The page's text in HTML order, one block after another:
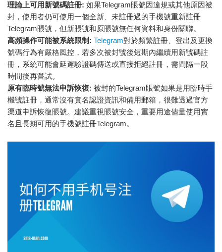
理論上可用新號碼註冊: 如果Telegram賬號因違規或其他原因被
封，使用者仍可使用一個全新、未註冊過的手機號重新註冊
Telegram賬號，但新賬號和原賬號無任何資料和身份關聯。
高頻操作可能被系統限制: Telegram對於頻繁註冊、登出及更換
號碼行為有嚴格風控，若多次被封號後短期內繼續用新號碼註
冊，系統可能會延遲驗證碼傳送或直接拒絕註冊，需間隔一段
時間後再嘗試。
原有臨時號無法申訴恢復: 被封的Telegram賬號如果是用臨時手
機號註冊，通常沒有實名認證資訊和備用郵箱，很難透過官方
渠道申訴恢復賬號。建議重視賬號安全，重要用途儘量使用實
名且長期可用的手機號註冊Telegram。